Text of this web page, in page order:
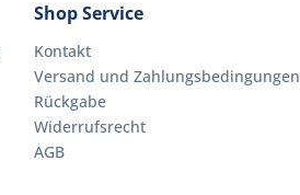
Shop Service
Kontakt
Versand und Zahlungsbedingungen
Rückgabe
Widerrufsrecht
AGB